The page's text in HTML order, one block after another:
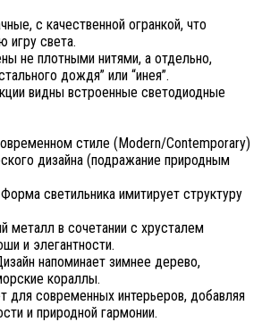
с качественной огранкой, что
игру света.
не плотными нитями, а отдельно,
дождя” или “инея”.
видны встроенные светодиодные
стиле (Modern/Contemporary)
дизайна (подражание природным
светильника имитирует структуру
металл в сочетании с хрусталем
и элегантности.
напоминает зимнее дерево,
кораллы.
для современных интерьеров, добавляя
и природной гармонии.